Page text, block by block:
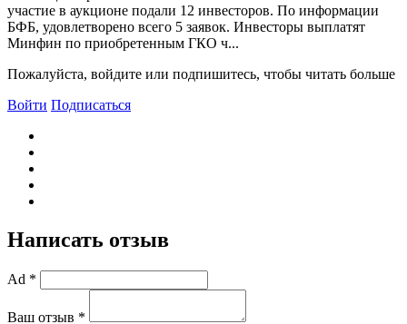
участие в аукционе подали 12 инвесторов. По информации
БФБ, удовлетворено всего 5 заявок. Инвесторы выплатят
Минфин по приобретенным ГКО ч...
Пожалуйста, войдите или подпишитесь, чтобы читать больше
Войти Подписаться
Написать отзыв
Ad *
Ваш отзыв *